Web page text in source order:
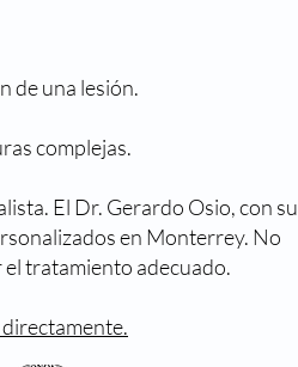
de una lesión.
complejas.
El Dr. Gerardo Osio, con su
en Monterrey. No
tratamiento adecuado.